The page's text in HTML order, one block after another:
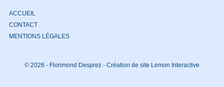
ACCUEIL
CONTACT
MENTIONS LÉGALES
© 2026 - Florimond Desprez - Création de site Lemon Interactive